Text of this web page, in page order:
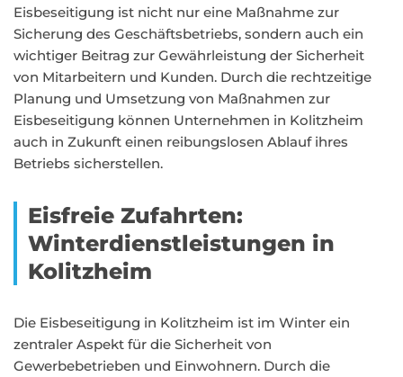
Eisbeseitigung ist nicht nur eine Maßnahme zur
Sicherung des Geschäftsbetriebs, sondern auch ein
wichtiger Beitrag zur Gewährleistung der Sicherheit
von Mitarbeitern und Kunden. Durch die rechtzeitige
Planung und Umsetzung von Maßnahmen zur
Eisbeseitigung können Unternehmen in Kolitzheim
auch in Zukunft einen reibungslosen Ablauf ihres
Betriebs sicherstellen.
Eisfreie Zufahrten:
Winterdienstleistungen in
Kolitzheim
Die Eisbeseitigung in Kolitzheim ist im Winter ein
zentraler Aspekt für die Sicherheit von
Gewerbebetrieben und Einwohnern. Durch die